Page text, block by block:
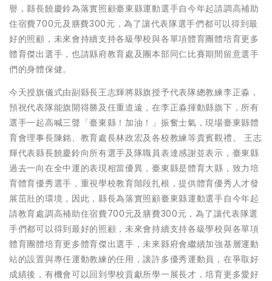
譽，縣長饒慶鈴為落實照顧臺東縣運動選手自今年起請調高補助
住宿費700元及膳費300元，為了讓代表隊選手們都可以得到最
好的照顧，未來會持續支持各級學校與各單項體育團體培育更多
體育傑出選手，也請縣府教育處及團本部同仁比賽期間留意選手
們的身體保健。
今天授旗儀式由副縣長王志輝將縣旗授予代表隊總教練李正淼，
預祝代表隊能旗開得勝及任重道遠，在李正淼揮動縣旗下，所有
選手一起高喊三聲「臺東縣！加油！」振奮士氣，現場臺東縣體
育會理事長陳銘、教育處長林政宏及各校教練等貴賓觀禮。 王志
輝代表縣長饒慶鈴向所有選手及隊職員表達感謝並表示，臺東縣
過去一向在全中運的表現相當優異，臺東縣是體育大縣，致力培
育體育優秀選手，重視學校教育階段扎根，提供體育優秀人才發
展茁壯的環境，因此，縣長為落實照顧臺東縣運動選手自今年起
請教育處調高補助住宿費700元及膳費300元，為了讓代表隊選
手們都可以得到最好的照顧，未來會持續支持各級學校與各單項
體育團體培育更多體育傑出選手，未來縣府會繼續加強基層運動
站的設置與專任運動教練的任用，讓許多優秀運動員，在爭取好
成績後，有機會可以回到學校貢獻所學一展長才，培育更多愛好